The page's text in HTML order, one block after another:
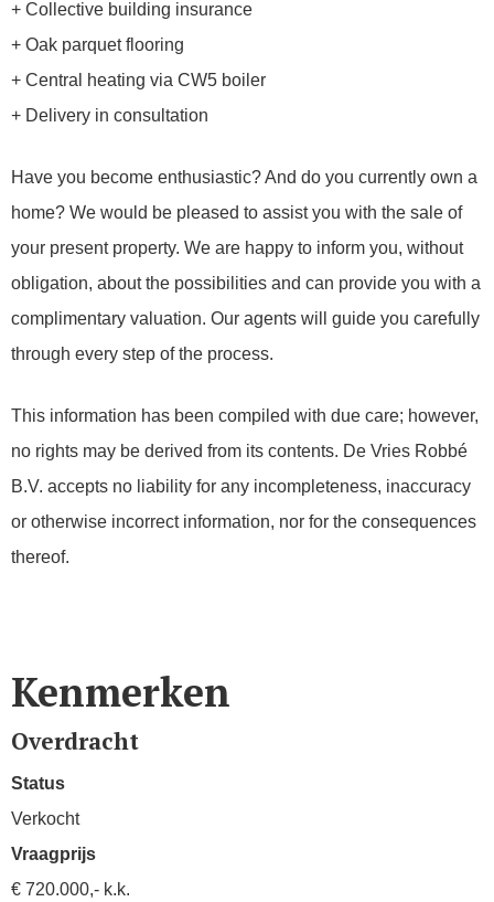
+ Collective building insurance
+ Oak parquet flooring
+ Central heating via CW5 boiler
+ Delivery in consultation
Have you become enthusiastic? And do you currently own a
home? We would be pleased to assist you with the sale of
your present property. We are happy to inform you, without
obligation, about the possibilities and can provide you with a
complimentary valuation. Our agents will guide you carefully
through every step of the process.
This information has been compiled with due care; however,
no rights may be derived from its contents. De Vries Robbé
B.V. accepts no liability for any incompleteness, inaccuracy
or otherwise incorrect information, nor for the consequences
thereof.
Kenmerken
Overdracht
Status
Verkocht
Vraagprijs
€ 720.000,- k.k.